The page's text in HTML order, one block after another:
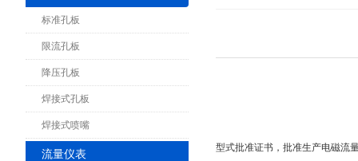
标准孔板
限流孔板
降压孔板
焊接式孔板
焊接式喷嘴
流量仪表
型式批准证书，批准生产电磁流